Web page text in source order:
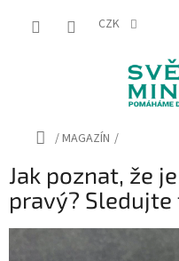
CZK
Domů
/MAGAZÍN /
Jak poznat, že
pravý?